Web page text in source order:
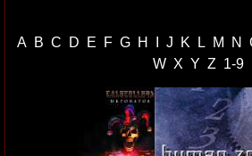
A B C D E F G H I J K L M N
W X Y Z 1-9